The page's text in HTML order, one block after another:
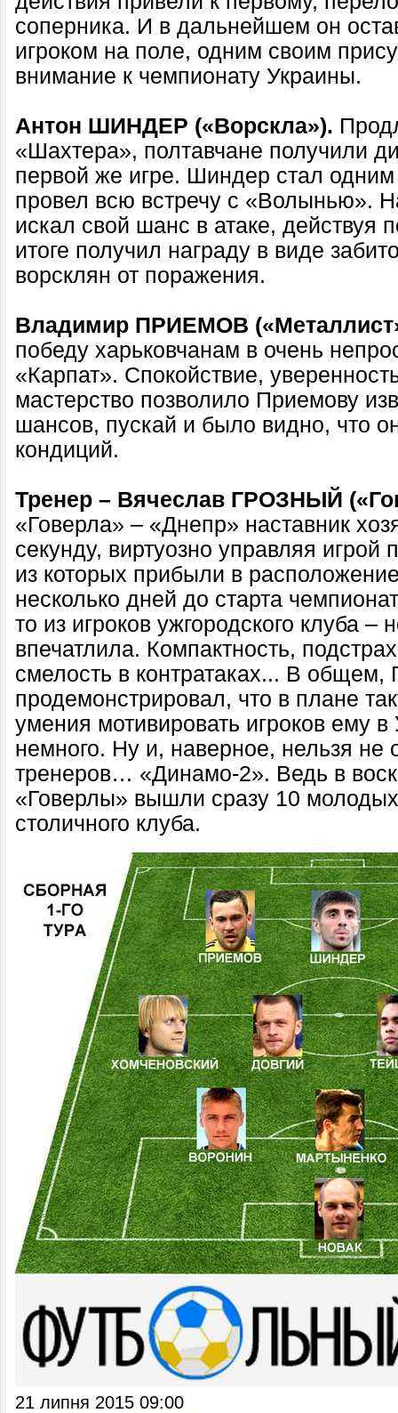
соперника. И в дальнейшем он
игроком на поле, одним своим
внимание к чемпионату Украины.
Антон ШИНДЕР («Ворскла»).
«Шахтера», полтавчане получили
первой же игре. Шиндер стал одним
провел всю встречу с «Волынью».
искал свой шанс в атаке, действуя
итоге получил награду в виде
ворсклян от поражения.
Владимир ПРИЕМОВ
победу харьковчанам в очень
«Карпат». Спокойствие,
мастерство позволило Приемову
шансов, пускай и было видно, что
кондиций.
Тренер – Вячеслав ГРОЗНЫЙ
«Говерла» – «Днепр» наставник
секунду, виртуозно управляя
из которых прибыли в
несколько дней до старта
то из игроков ужгородского клуба –
впечатлила. Компактность,
смелость в контратаках... В общем,
продемонстрировал, что в плане
умения мотивировать игроков ему
немного. Ну и, наверное, нельзя не
тренеров… «Динамо-2». Ведь в
«Говерлы» вышли сразу 10
столичного клуба.
21 липня 2015 09:00